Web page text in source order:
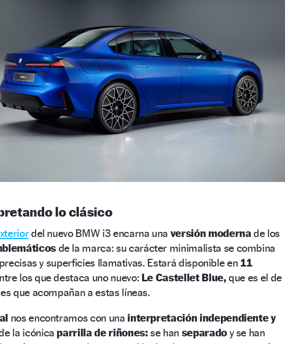
lo clásico
del nuevo BMW i3 encarna una versión moderna de los
de la marca: su carácter minimalista se combina
y superficies llamativas. Estará disponible en 11
los que destaca uno nuevo: Le Castellet Blue, que es el de
que acompañan a estas líneas.
nos encontramos con una interpretación independiente y
la icónica parrilla de riñones:se han separado y se han